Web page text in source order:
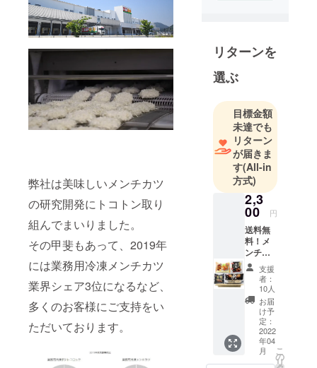
弊社は美味しいメンチカツ
の研究開発にトコトン取り
組んでまいりました。
その甲斐もあって、2019年
には業務用冷凍メンチカツ
業界シェア3位になるなど、
多くのお客様にご支持をい
ただいております。
チカツ、さ
さみフライ
などの冷凍
食品の製造
販売を行っ
ておりま
す！
リターンを
選ぶ
目標金額
未達でも
リターン
が届きま
す(All-in
方式)
2,3
00 円
送料無
料！メ
ンチカ
ツ詰め
合わ
せ！ →
アンガ
スビー
フメン
チカツ
（レン
ジ調
理）、
支援
者：
10人
お届
け予
定：
2022
年04
月
こ
の
リ